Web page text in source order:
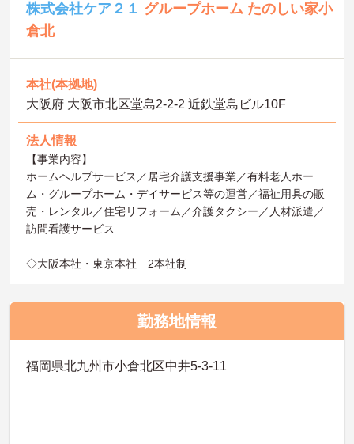
株式会社ケア２１ グループホーム たのしい家小
倉北
本社(本拠地)
大阪府 大阪市北区堂島2-2-2 近鉄堂島ビル10F
法人情報
【事業内容】
ホームヘルプサービス／居宅介護支援事業／有料老人ホー
ム・グループホーム・デイサービス等の運営／福祉用具の販
売・レンタル／住宅リフォーム／介護タクシー／人材派遣／
訪問看護サービス
◇大阪本社・東京本社 2本社制
勤務地情報
福岡県北九州市小倉北区中井5-3-11